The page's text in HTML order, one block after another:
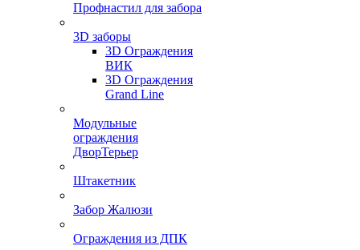
Профнастил для забора
3D заборы
3D Ограждения
ВИК
3D Ограждения
Grand Line
Модульные
ограждения
ДворТерьер
Штакетник
Забор Жалюзи
Ограждения из ДПК